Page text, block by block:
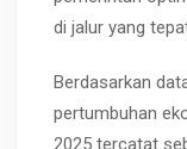
di jalur yang
Berdasarkan
pertumbuhan
2025 tercatat